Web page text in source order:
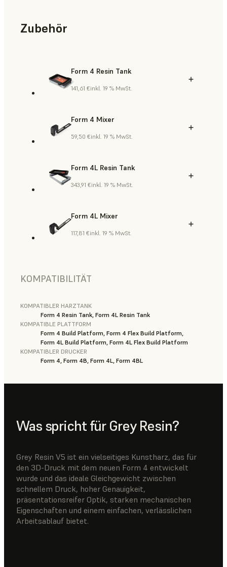
Zubehör
Form 4 Resin Tank
141,61 €inkl. 19 % MwSt.
Form 4 Mixer
59,50 €inkl. 19 % MwSt.
Form 4L Resin Tank
343,91 €inkl. 19 % MwSt.
Form 4L Mixer
117,81 €inkl. 19 % MwSt.
KOMPATIBILITÄT
KOMPATIBLER HARZTANK
Form 4 Resin Tank, Form 4L Resin Tank
KOMPATIBLE PLATTFORM
Form 4 Build Platform, Form 4 Flex Build Platform,
Form 4L Build Platform, Form 4L Flex Build Platform
KOMPATIBLER DRUCKER
Form 4, Form 4B, Form 4L, Form 4BL
Was spricht für Grey Resin?
Grey Resin V5 ist ein vielseitiges Kunstharz, das für
den 3D-Druck mit dem neuen Form 4 entwickelt
wurde und das ideale Gleichgewicht zwischen
schnellem Druck, hoher Genauigkeit,
präsentationsreifer Optik, starken mechanischen
Eigenschaften und einem einfachen, verlässlichen
Arbeitsablauf bietet.